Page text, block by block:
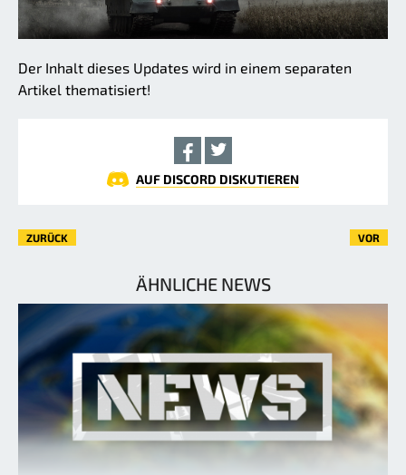
Der Inhalt dieses Updates wird in einem separaten
Artikel thematisiert!
AUF DISCORD DISKUTIEREN
ZURÜCK VOR
ÄHNLICHE NEWS